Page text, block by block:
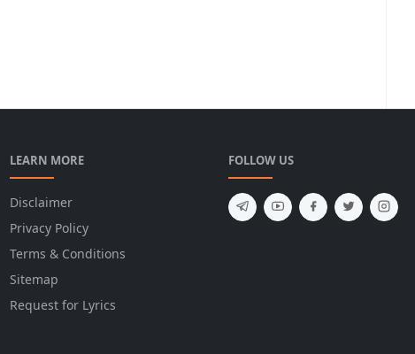
LEARN MORE
Disclaimer
Privacy Policy
Terms & Conditions
Sitemap
Request for Lyrics
FOLLOW US